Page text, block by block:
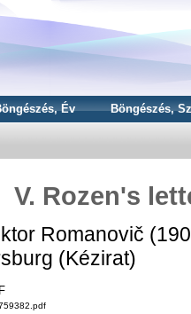
Év Böngészés,
V. Rozen's
Romanovič
(Kézirat)